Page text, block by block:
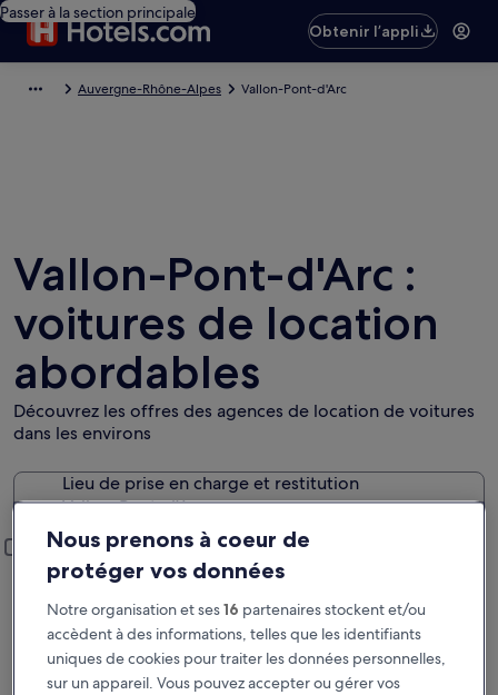
Passer à la section principale
Obtenir l’appli
Auvergne-Rhône-Alpes Vallon-Pont-d'Arc
Vallon-Pont-d'Arc :
voitures de location
abordables
Découvrez les offres des agences de location de voitures
dans les environs
Lieu de prise en charge et restitution
Vallon-Pont-d'Arc
Lieu de prise en charge et restitution
Ajouter un lieu de restitution différent
Prise en charge
21 août
22 août
Prise en charge
Restitution
Nous prenons à coeur de
protéger vos données
Notre organisation et ses16 partenaires stockent et/ou
accèdent à des informations, telles que les identifiants
uniques de cookies pour traiter les données personnelles,
sur un appareil. Vous pouvez accepter ou gérer vos